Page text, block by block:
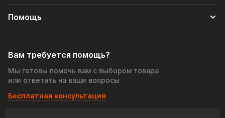
Помощь
Вам требуется помощь?
Мы готовы помочь вам с выбором товара
или ответить на ваши вопросы
Бесплатная консультация